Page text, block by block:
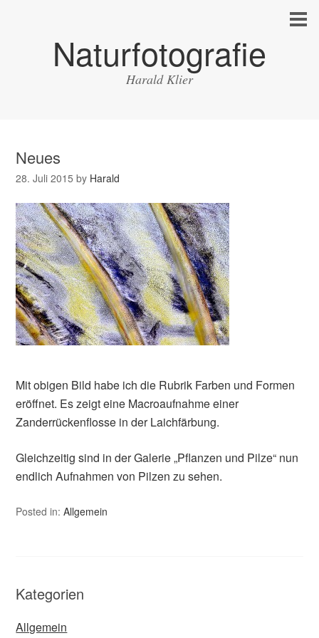
Naturfotografie
Harald Klier
Neues
28. Juli 2015 by Harald
Mit obigen Bild habe ich die Rubrik Farben und Formen
eröffnet. Es zeigt eine Macroaufnahme einer
Zanderrückenflosse in der Laichfärbung.
Gleichzeitig sind in der Galerie „Pflanzen und Pilze“ nun
endlich Aufnahmen von Pilzen zu sehen.
Posted in:Allgemein
Kategorien
Allgemein